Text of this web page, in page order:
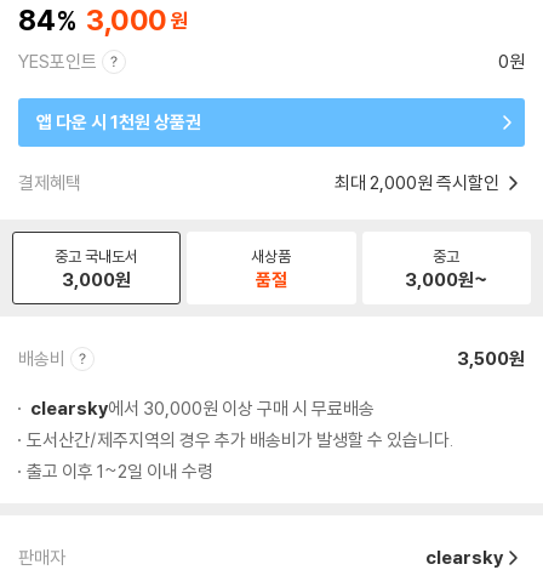
84 3,000
YES포인트 0원
앱 다운 시 1천원 상품권
결제혜택 최대 2,000원 즉시할인
중고 국내도서
3,000원
새상품
품절
중고
3,000원~
배송비 3,500원
clearsky에서 30,000원 이상 구매 시 무료배송
도서산간/제주지역의 경우 추가 배송비가 발생할 수 있습니다.
출고 이후 1~2일 이내 수령
판매자 clearsky